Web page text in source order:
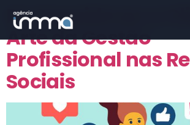
De Seguidores a
Arte da Gestão
Profissional nas
Sociais